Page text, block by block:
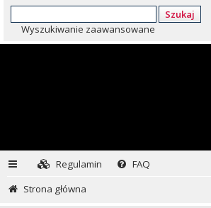
Szukaj
Wyszukiwanie zaawansowane
Regulamin
FAQ
Strona główna